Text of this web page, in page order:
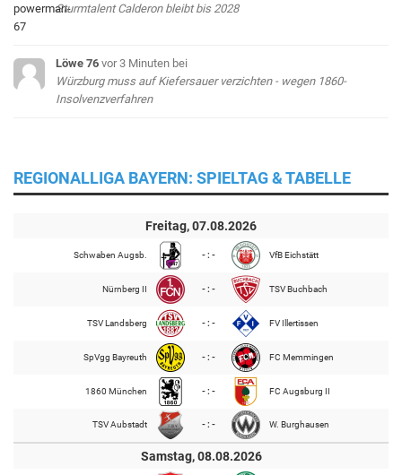
Sturmtalent Calderon bleibt bis 2028
Löwe 76 vor 3 Minuten bei
Würzburg muss auf Kiefersauer verzichten - wegen 1860-
Insolvenzverfahren
REGIONALLIGA BAYERN: SPIELTAG & TABELLE
Freitag, 07.08.2026
Schwaben Augsb. - : - VfB Eichstätt
Nürnberg II - : - TSV Buchbach
TSV Landsberg - : - FV Illertissen
SpVgg Bayreuth - : - FC Memmingen
1860 München - : - FC Augsburg II
TSV Aubstadt - : - W. Burghausen
Samstag, 08.08.2026